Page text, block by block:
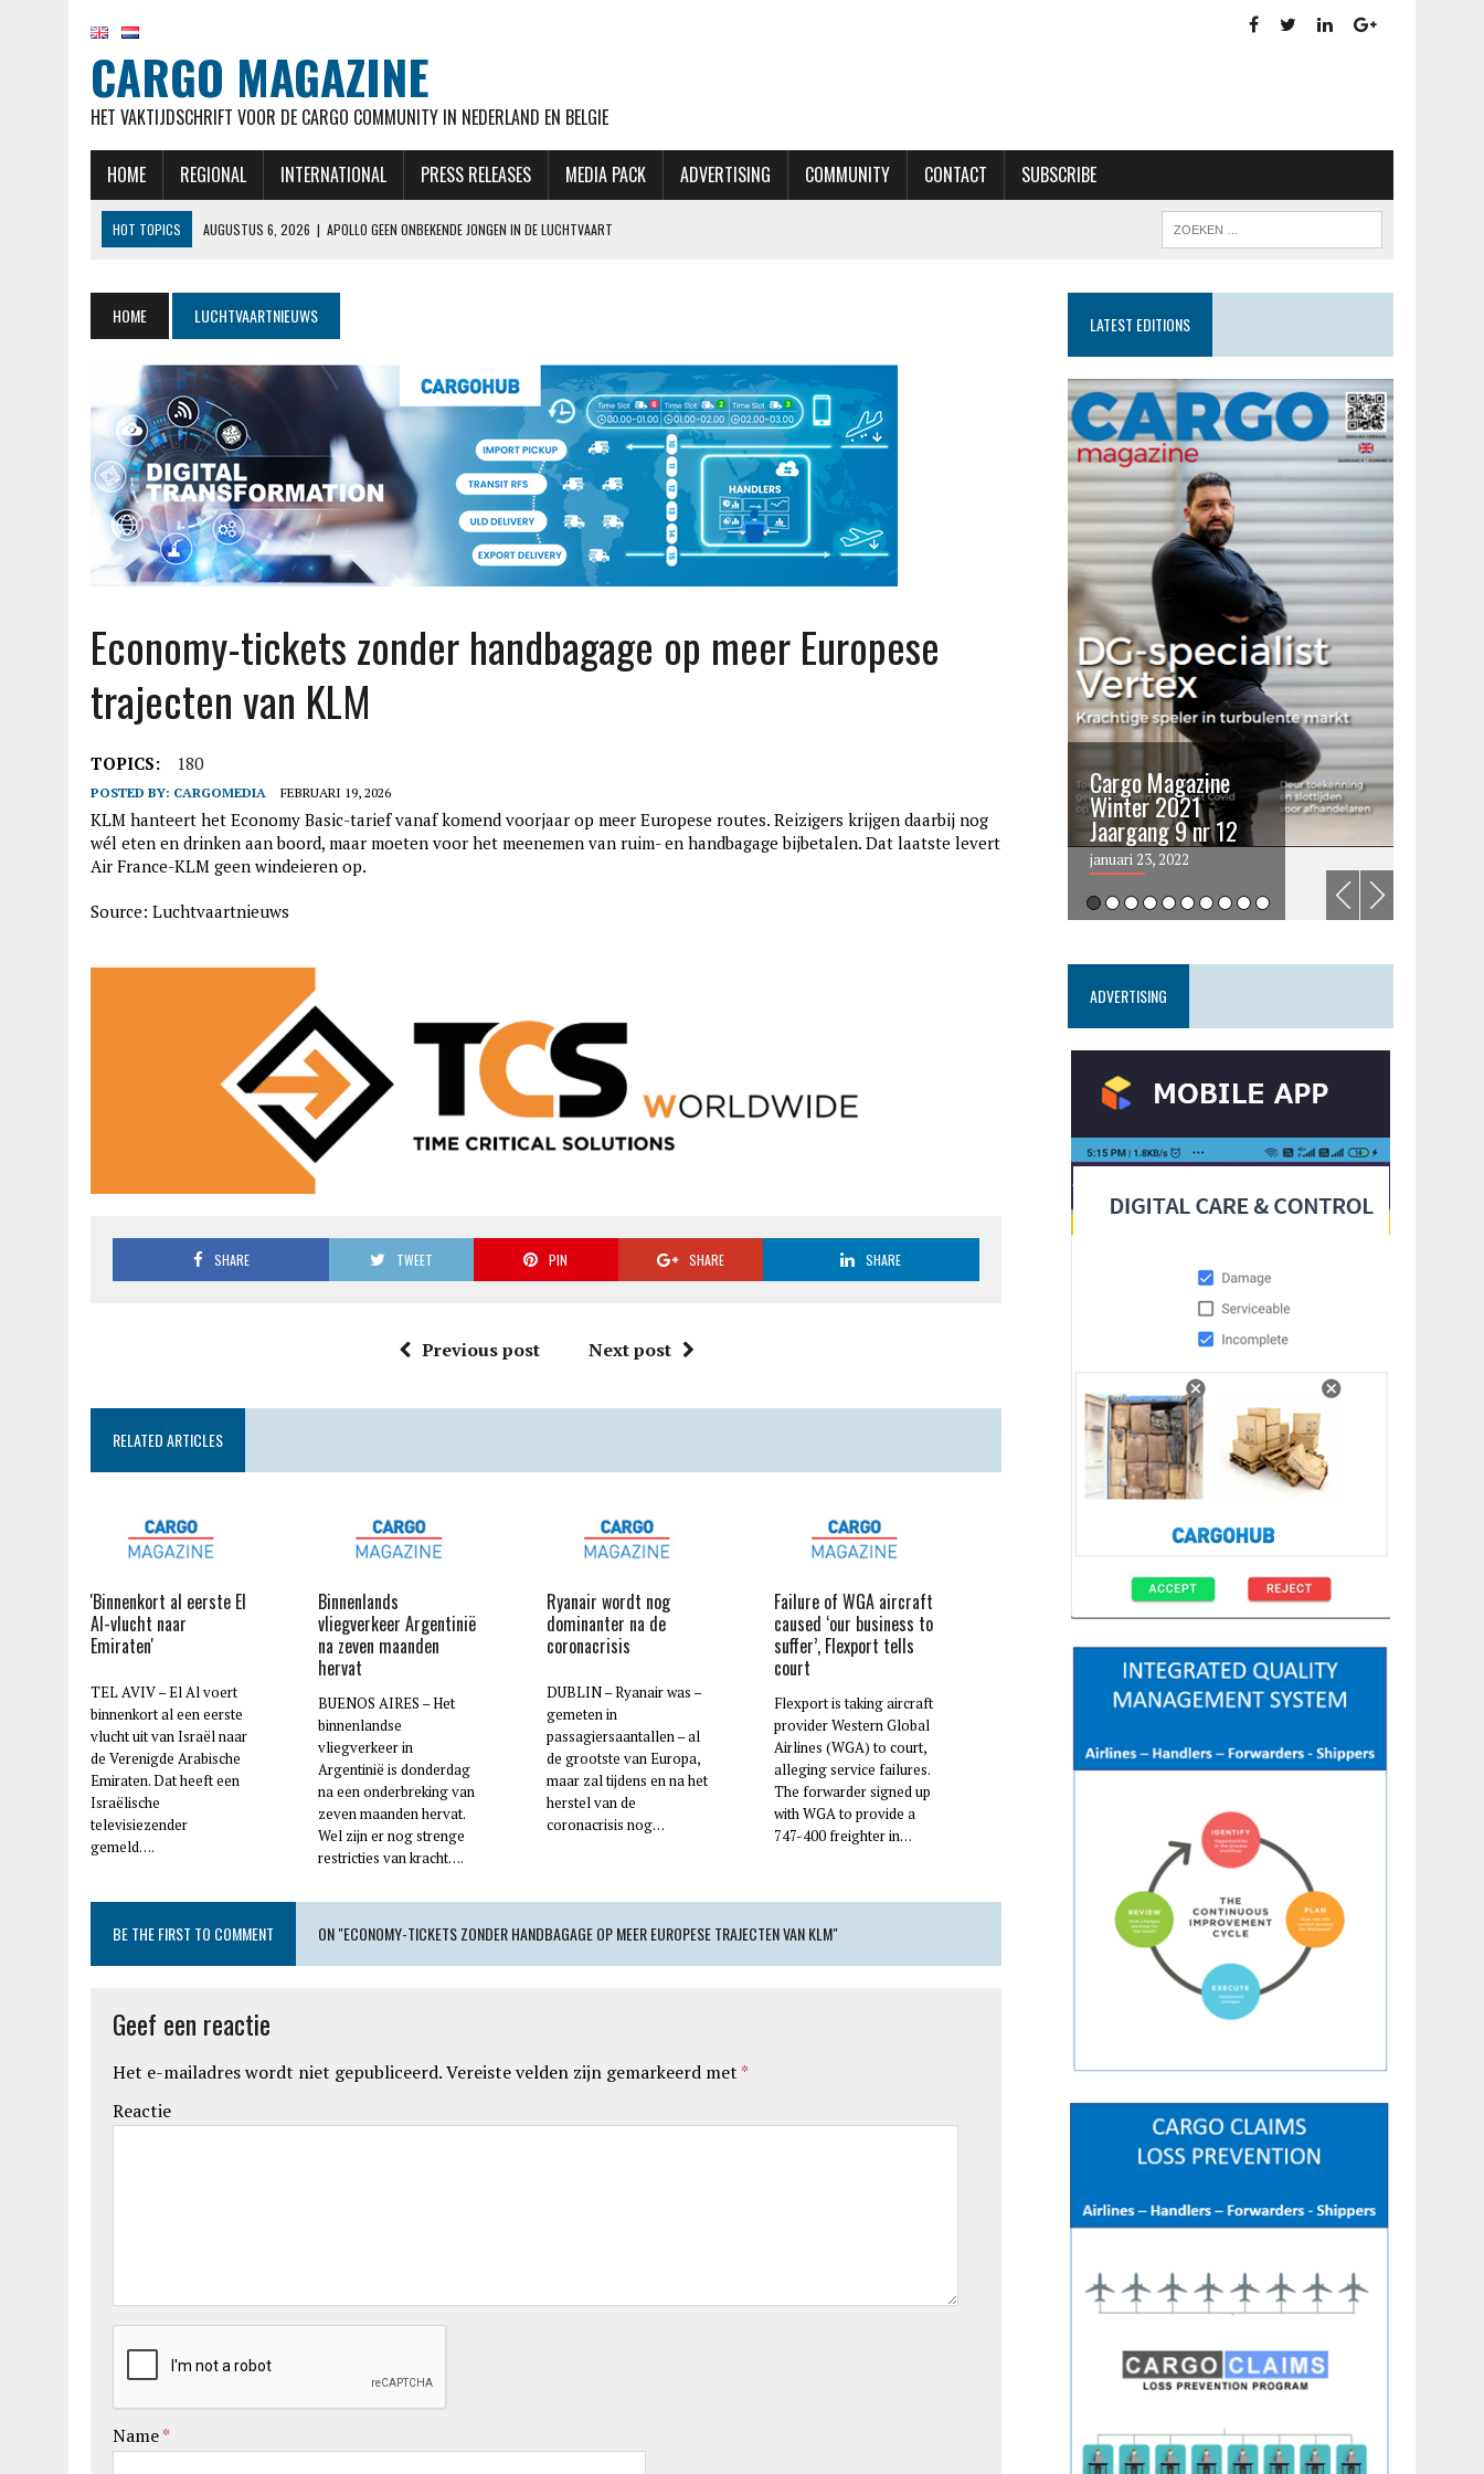
CARGO MAGAZINE
HET VAKTIJDSCHRIFT VOOR DE CARGO COMMUNITY IN NEDERLAND EN BELGIE
HOME REGIONAL INTERNATIONAL PRESS RELEASES MEDIA PACK ADVERTISING COMMUNITY CONTACT SUBSCRIBE
HOT TOPICS AUGUSTUS 6, 2026 | APOLLO GEEN ONBEKENDE JONGEN IN DE LUCHTVAART
AUGUSTUS 6, 2026 | NIEUW IN OVERZICHT BETALEN EN ONTVANGEN: VENNOOTSCHAPSBELASTING
AUGUSTUS 6, 2026 | EASYJET WORDT OVERGENOMEN DOOR APOLLO, CASTLELAKE HAAKT AF
HOME LUCHTVAARTNIEUWS
Economy-tickets zonder handbagage op meer Europese
trajecten van KLM
TOPICS: 180
POSTED BY: CARGOMEDIA FEBRUARI 19, 2026
KLM hanteert het Economy Basic-tarief vanaf komend voorjaar op meer Europese routes. Reizigers krijgen daarbij nog
wél eten en drinken aan boord, maar moeten voor het meenemen van ruim- en handbagage bijbetalen. Dat laatste levert
Air France-KLM geen windeieren op.
Source: Luchtvaartnieuws
SHARE TWEET PIN SHARE SHARE
Previous post Next post
RELATED ARTICLES
'Binnenkort al eerste El
Al-vlucht naar
Emiraten'
TEL AVIV – El Al voert
binnenkort al een eerste
vlucht uit van Israël naar
de Verenigde Arabische
Emiraten. Dat heeft een
Israëlische
televisiezender
gemeld….
Binnenlands
vliegverkeer Argentinië
na zeven maanden
hervat
BUENOS AIRES – Het
binnenlandse
vliegverkeer in
Argentinië is donderdag
na een onderbreking van
zeven maanden hervat.
Wel zijn er nog strenge
restricties van kracht….
Ryanair wordt nog
dominanter na de
coronacrisis
DUBLIN – Ryanair was –
gemeten in
passagiersaantallen – al
de grootste van Europa,
maar zal tijdens en na het
herstel van de
coronacrisis nog…
Failure of WGA aircraft
caused ‘our business to
suffer’, Flexport tells
court
Flexport is taking aircraft
provider Western Global
Airlines (WGA) to court,
alleging service failures.
The forwarder signed up
with WGA to provide a
747-400 freighter in…
BE THE FIRST TO COMMENT ON "ECONOMY-TICKETS ZONDER HANDBAGAGE OP MEER EUROPESE TRAJECTEN VAN KLM"
Geef een reactie
Het e-mailadres wordt niet gepubliceerd.Vereiste velden zijn gemarkeerd met *
Reactie
Name*
LATEST EDITIONS
edition3
januari 27, 2017
Cargo Magazine
Winter 2021
Jaargang 9 nr 12
januari 23, 2022
ADVERTISING